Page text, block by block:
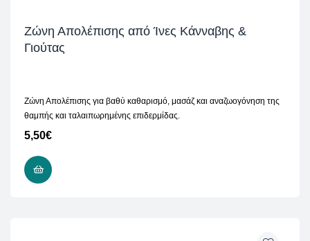
Ζώνη Απολέπισης από Ίνες Κάνναβης &
Γιούτας
Ζώνη Απολέπισης για βαθύ καθαρισμό, μασάζ και αναζωογόνηση της
θαμπής και ταλαιπωρημένης επιδερμίδας.
5,50€